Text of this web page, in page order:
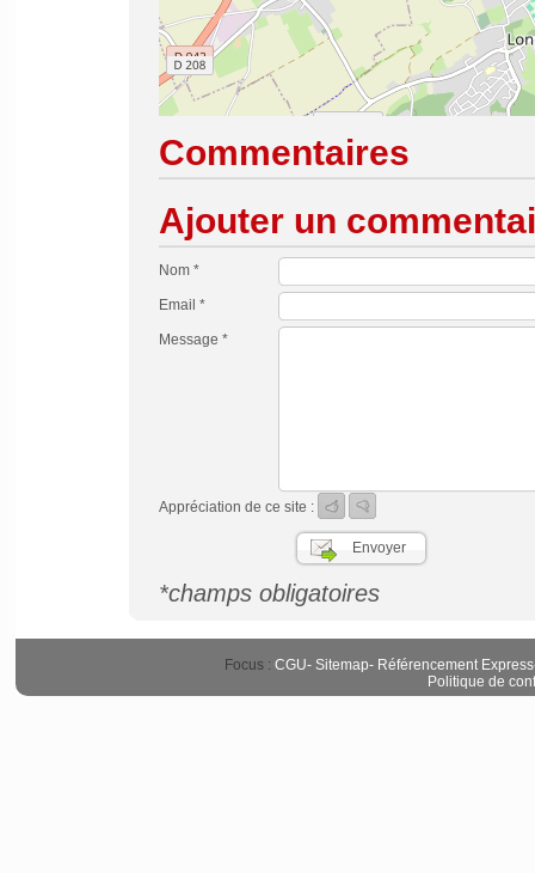
Commentaires
Ajouter un
Nom *
Email *
Message *
Appréciation de ce site :
*champs obligatoires
Focus : CGU- Sitemap- Référencement Express
Politique de